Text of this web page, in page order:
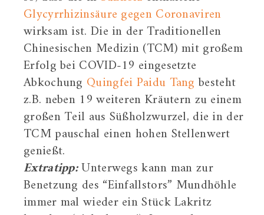
Glycyrrhizinsäure gegen Coronaviren
wirksam ist. Die in der Traditionellen
Chinesischen Medizin (TCM) mit großem
Erfolg bei COVID-19 eingesetzte
Abkochung Quingfei Paidu Tangbesteht
z.B. neben 19 weiteren Kräutern zu einem
großen Teil aus Süßholzwurzel, die in der
TCM pauschal einen hohen Stellenwert
genießt.
Extratipp:Unterwegs kann man zur
Benetzung des “Einfallstors” Mundhöhle
immer mal wieder ein Stück Lakritz